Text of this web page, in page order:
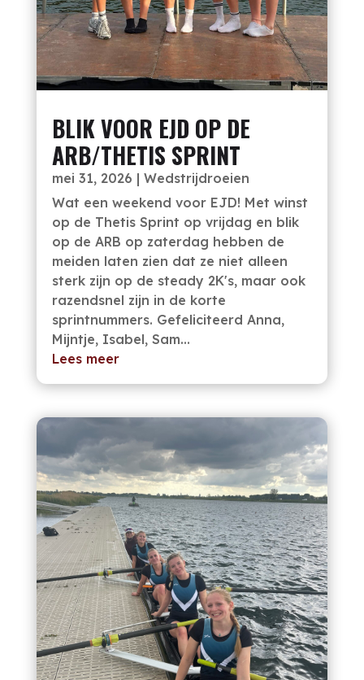
BLIK VOOR EJD OP DE
ARB/THETIS SPRINT
mei 31, 2026 | Wedstrijdroeien
Wat een weekend voor EJD! Met winst
op de Thetis Sprint op vrijdag en blik
op de ARB op zaterdag hebben de
meiden laten zien dat ze niet alleen
sterk zijn op de steady 2K's, maar ook
razendsnel zijn in de korte
sprintnummers. Gefeliciteerd Anna,
Mijntje, Isabel, Sam...
Lees meer